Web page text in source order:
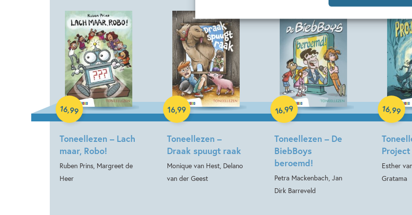
Toneellezen – Lach
maar, Robo!
Ruben Prins, Margreet de
Heer
16,99
Hardcover
Toneellezen –
Draak spuugt raak
Monique van Hest, Delano
van der Geest
16,99
Hardcover
Toneellezen – De
BiebBoys
beroemd!
Petra Mackenbach, Jan
Dirk Barreveld
16,99
Hardcover
Esther
Gratama
16,99